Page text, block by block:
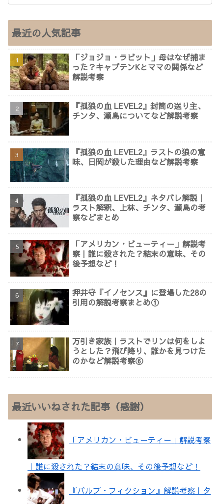
最近の人気記事
「ジョジョ・ラビット」母はなぜ捕ま
った？キャプテンKとママの関係など
解説考察
『孤狼の血 LEVEL2』封筒の送り主、
チンタ、瀬島についてなど解説考察
『孤狼の血 LEVEL2』ラストの狼の意
味、日岡が殺した理由など解説考察
『孤狼の血 LEVEL2』ネタバレ解説｜
ラスト解釈、上林、チンタ、瀬島の考
察などまとめ
「アメリカン・ビューティー」解説考
察｜誰に殺された？結末の意味、その
後予想など！
押井守『イノセンス』に登場した28の
引用の解説考察まとめ①
万引き家族｜ラストでリンは何をしよ
うとした？飛び降り、誰かを見つけた
のかなど解説考察⑥
最近いいねされた記事（感謝）
「アメリカン・ビューティー」解説考察
｜誰に殺された？結末の意味、その後予想など！
『パルプ・フィクション』解説考察｜タ